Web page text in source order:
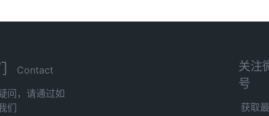
Contact
问，请通过如
们
关注
号
获取